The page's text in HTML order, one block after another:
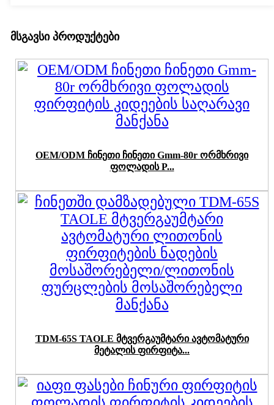
მსგავსი პროდუქტები
OEM/ODM ჩინეთი ჩინეთი Gmm-80r ორმხრივი
ფოლადის P...
TDM-65S TAOLE მტვერგაუმტარი ავტომატური
მეტალის ფირფიტა...